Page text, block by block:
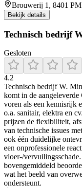
Brouwerij 1, 8401
Bekijk details
Technisch bedrijf
Gesloten
4.2
Technisch bedrijf W.
komt in de
voren als een kennisrijk
o.a. sanitair, elektra en
prijzen de flexibiliteit,
van technische issues
ook één duidelijke
een onprofessionele
vloer-/
bovengemiddeld
wat het beeld van
ondersteunt.